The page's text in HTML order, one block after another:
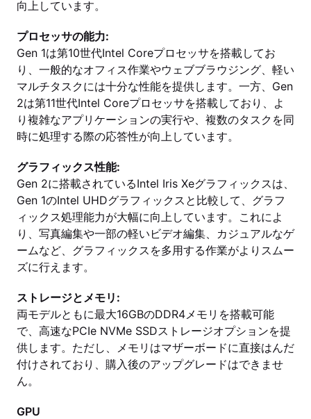
向上しています。
プロセッサの能力:
Gen 1は第10世代Intel Coreプロセッサを搭載してお
り、一般的なオフィス作業やウェブブラウジング、軽い
マルチタスクには十分な性能を提供します。一方、Gen
2は第11世代Intel Coreプロセッサを搭載しており、よ
り複雑なアプリケーションの実行や、複数のタスクを同
時に処理する際の応答性が向上しています。
グラフィックス性能:
Gen 2に搭載されているIntel Iris Xeグラフィックスは、
Gen 1のIntel UHDグラフィックスと比較して、グラフ
ィックス処理能力が大幅に向上しています。これによ
り、写真編集や一部の軽いビデオ編集、カジュアルなゲ
ームなど、グラフィックスを多用する作業がよりスムー
ズに行えます。
ストレージとメモリ:
両モデルともに最大16GBのDDR4メモリを搭載可能
で、高速なPCIe NVMe SSDストレージオプションを提
供します。ただし、メモリはマザーボードに直接はんだ
付けされており、購入後のアップグレードはできませ
ん。
GPU